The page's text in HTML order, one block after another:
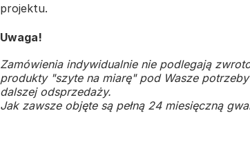
projektu.
Uwaga!
Zamówienia indywidualnie nie podlegają
produkty "szyte na miarę" pod Wasze
dalszej odsprzedaży.
Jak zawsze objęte są pełną 24 miesięczną